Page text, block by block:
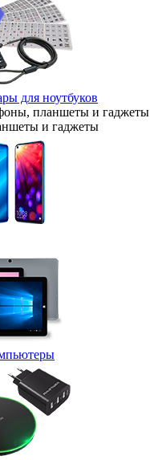
для ноутбуков
планшеты и гаджеты
и гаджеты